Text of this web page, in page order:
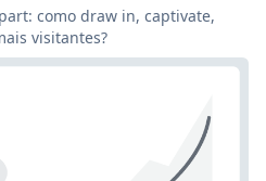
como draw in, captivate,
visitantes?